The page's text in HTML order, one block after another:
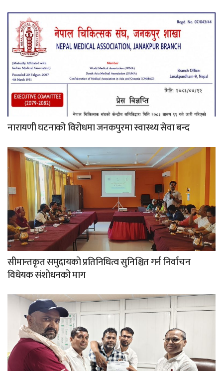
नारायणी घटनाको विरोधमा जनकपुरमा स्वास्थ्य सेवा बन्द
सीमान्तकृत समुदायको प्रतिनिधित्व सुनिश्चित गर्न निर्वाचन
विधेयक संशोधनको माग